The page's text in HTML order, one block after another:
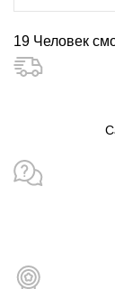
4500К
AMBRELLA
19 Человек